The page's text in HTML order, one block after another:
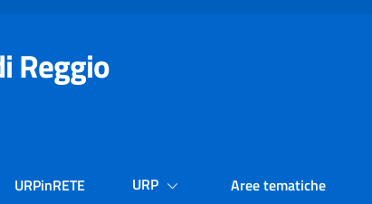
Reggio
URPinRETE URP Aree tematiche